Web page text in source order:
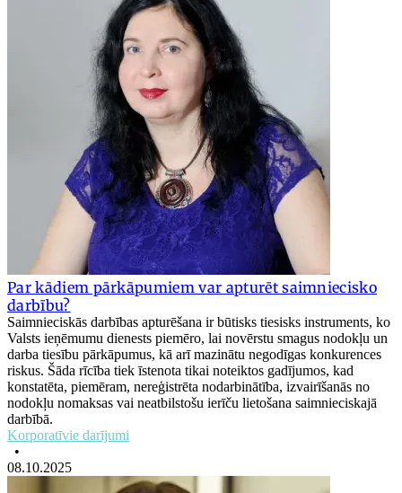
Par kādiem pārkāpumiem var apturēt saimniecisko
darbību?
Saimnieciskās darbības apturēšana ir būtisks tiesisks instruments, ko
Valsts ieņēmumu dienests piemēro, lai novērstu smagus nodokļu un
darba tiesību pārkāpumus, kā arī mazinātu negodīgas konkurences
riskus. Šāda rīcība tiek īstenota tikai noteiktos gadījumos, kad
konstatēta, piemēram, nereģistrēta nodarbinātība, izvairīšanās no
nodokļu nomaksas vai neatbilstošu ierīču lietošana saimnieciskajā
darbībā.
Korporatīvie darījumi
•
08.10.2025